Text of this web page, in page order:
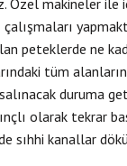
Özel makineler ile
peteklerde ne
tüm
duruma
olarak tekrar
sıhhi kanallar